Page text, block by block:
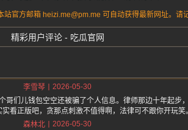
官方邮箱 heizi.me@pm.me 可自动获得最新网址。请
精彩用户评论 - 吃瓜官网
李雪琴
2026-05-30
哥们儿钱包空空还被骗了个人信息。律师那边十年起步
看正版吧，贪那点刺激不值得啊，法律可不跟你开玩笑。
森林北
2026-05-30